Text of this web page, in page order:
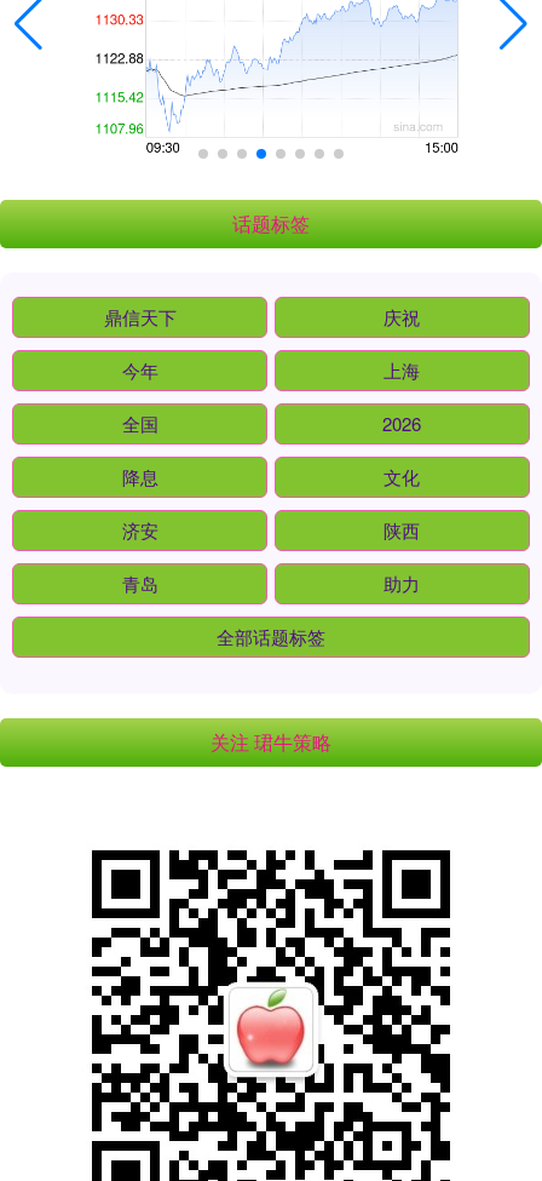
话题标签
鼎信天下 庆祝
今年 上海
全国 2026
降息 文化
济安 陕西
青岛 助力
全部话题标签
关注 珺牛策略